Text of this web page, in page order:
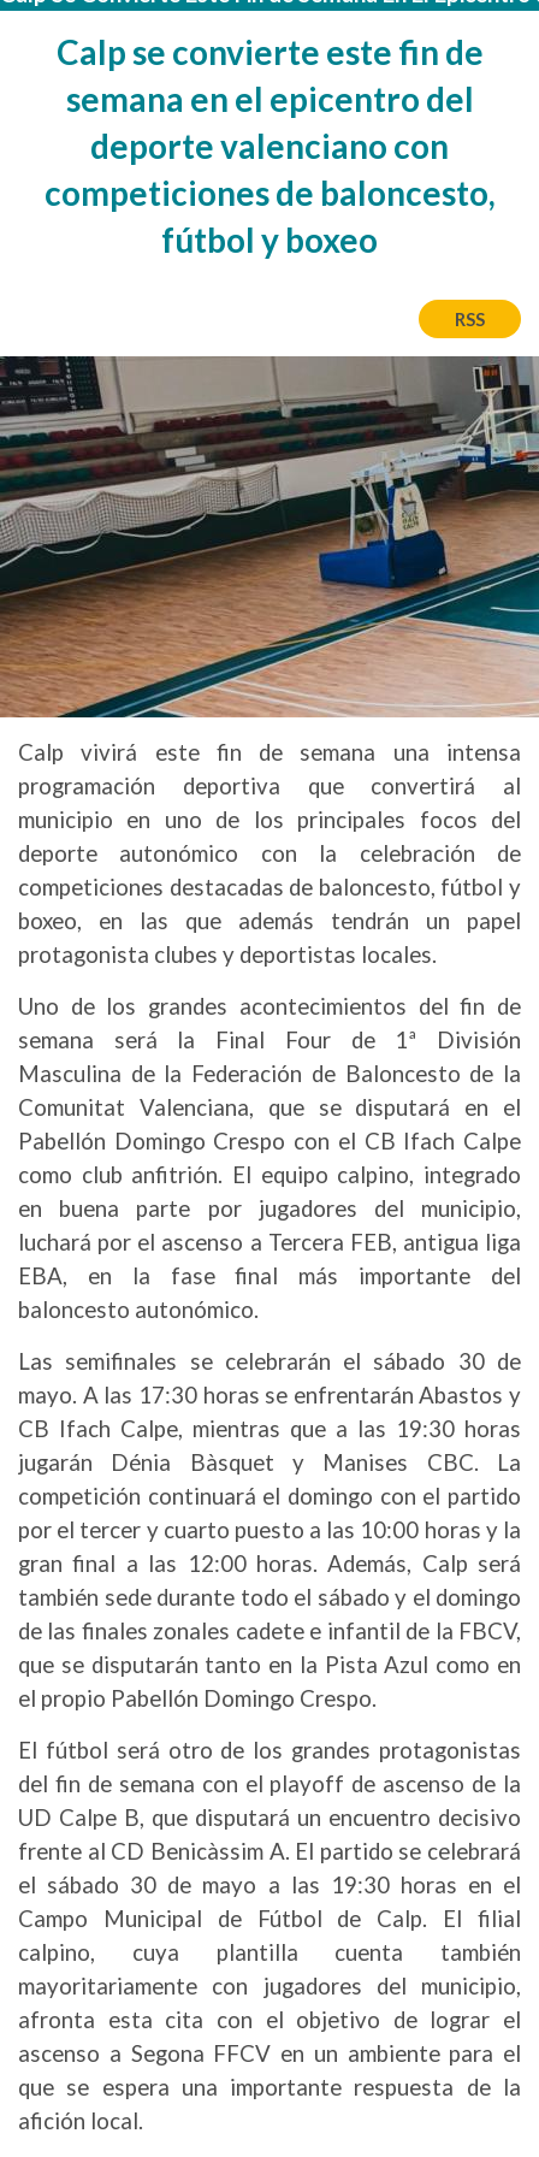
Calp se convierte este fin de
semana en el epicentro del
deporte valenciano con
competiciones de baloncesto,
fútbol y boxeo
RSS
Image
Calp vivirá este fin de semana una intensa
programación deportiva que convertirá al
municipio en uno de los principales focos del
deporte autonómico con la celebración de
competiciones destacadas de baloncesto, fútbol y
boxeo, en las que además tendrán un papel
protagonista clubes y deportistas locales.
Uno de los grandes acontecimientos del fin de
semana será la Final Four de 1ª División
Masculina de la Federación de Baloncesto de la
Comunitat Valenciana, que se disputará en el
Pabellón Domingo Crespo con el CB Ifach Calpe
como club anfitrión. El equipo calpino, integrado
en buena parte por jugadores del municipio,
luchará por el ascenso a Tercera FEB, antigua liga
EBA, en la fase final más importante del
baloncesto autonómico.
Las semifinales se celebrarán el sábado 30 de
mayo. A las 17:30 horas se enfrentarán Abastos y
CB Ifach Calpe, mientras que a las 19:30 horas
jugarán Dénia Bàsquet y Manises CBC. La
competición continuará el domingo con el partido
por el tercer y cuarto puesto a las 10:00 horas y la
gran final a las 12:00 horas. Además, Calp será
también sede durante todo el sábado y el domingo
de las finales zonales cadete e infantil de la FBCV,
que se disputarán tanto en la Pista Azul como en
el propio Pabellón Domingo Crespo.
El fútbol será otro de los grandes protagonistas
del fin de semana con el playoff de ascenso de la
UD Calpe B, que disputará un encuentro decisivo
frente al CD Benicàssim A. El partido se celebrará
el sábado 30 de mayo a las 19:30 horas en el
Campo Municipal de Fútbol de Calp. El filial
calpino, cuya plantilla cuenta también
mayoritariamente con jugadores del municipio,
afronta esta cita con el objetivo de lograr el
ascenso a Segona FFCV en un ambiente para el
que se espera una importante respuesta de la
afición local.